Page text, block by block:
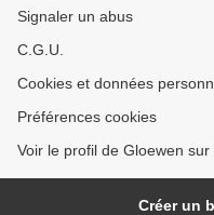
Signaler un abus
C.G.U.
Cookies et données
Préférences cookies
Voir le profil de Gloewen
Créer un